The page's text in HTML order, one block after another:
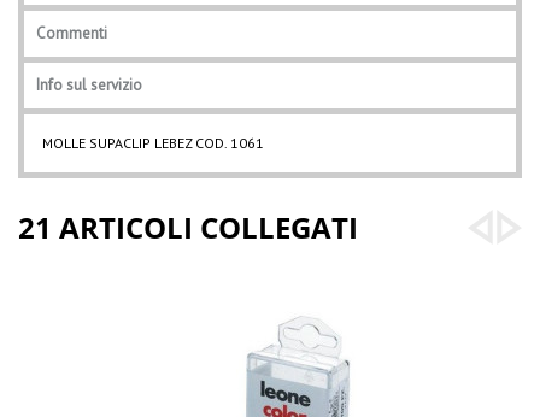
Commenti
Info sul servizio
MOLLE SUPACLIP LEBEZ COD. 1061
21 ARTICOLI COLLEGATI